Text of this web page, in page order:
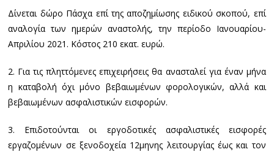
Δίνεται δώρο Πάσχα επί της αποζημίωσης ειδικού σκοπού, επί
αναλογία των ημερών αναστολής, την περίοδο Ιανουαρίου-
Απριλίου 2021. Κόστος 210 εκατ. ευρώ.
2. Για τις πληττόμενες επιχειρήσεις θα ανασταλεί για έναν μήνα
η καταβολή όχι μόνο βεβαιωμένων φορολογικών, αλλά και
βεβαιωμένων ασφαλιστικών εισφορών.
3. Επιδοτούνται οι εργοδοτικές ασφαλιστικές εισφορές
εργαζομένων σε ξενοδοχεία 12μηνης λειτουργίας έως και τον